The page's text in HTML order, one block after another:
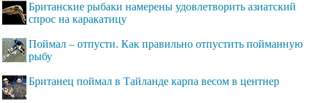
Британские рыбаки намерены удовлетворить азиатский
спрос на каракатицу
Поймал – отпусти. Как правильно отпустить пойманную
рыбу
Британец поймал в Тайланде карпа весом в центнер